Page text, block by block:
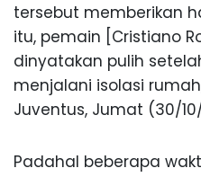
tersebut memberikan
itu, pemain [Cristiano
dinyatakan pulih
menjalani isolasi
Juventus, Jumat (30/
Padahal beberapa